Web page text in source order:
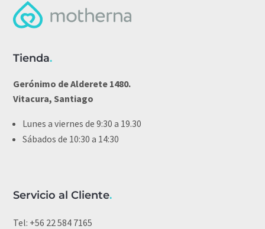
Tienda.
Gerónimo de Alderete 1480.
Vitacura, Santiago
Lunes a viernes de 9:30 a 19.30
Sábados de 10:30 a 14:30
Servicio al Cliente.
Tel: +56 22 584 7165